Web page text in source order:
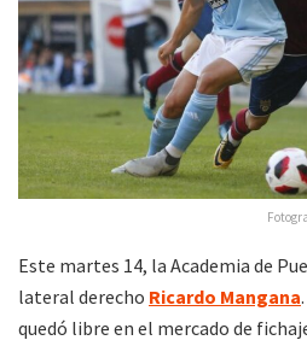
Este martes 14, la Academia de
lateral derecho Ricardo Mangana
quedó libre en el mercado de